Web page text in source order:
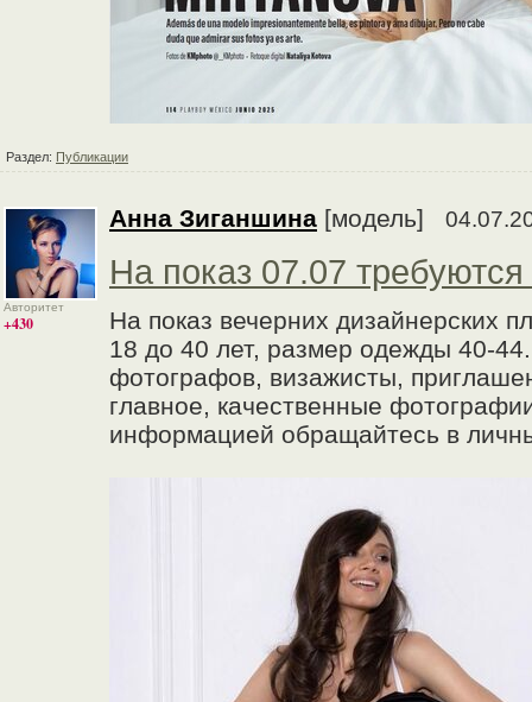
Раздел: Публикации
Авторитет
+430
Анна Зиганшина [модель]
На показ 07.07
На показ вечерних дизайнерских
18 до 40 лет, размер одежды 40-
фотографов, визажисты,
главное, качественные
информацией обращайтесь в